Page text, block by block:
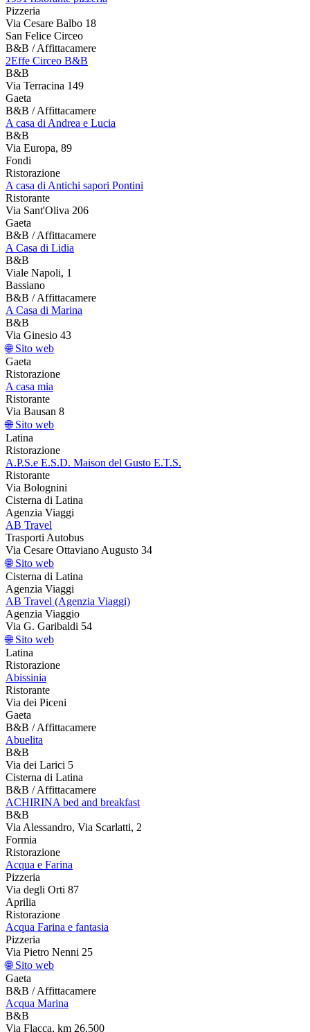
Pizzeria
Via Cesare Balbo 18
San Felice Circeo
B&B / Affittacamere
2Effe Circeo B&B
B&B
Via Terracina 149
Gaeta
B&B / Affittacamere
A casa di Andrea e Lucia
B&B
Via Europa, 89
Fondi
Ristorazione
A casa di Antichi sapori Pontini
Ristorante
Via Sant'Oliva 206
Gaeta
B&B / Affittacamere
A Casa di Lidia
B&B
Viale Napoli, 1
Bassiano
B&B / Affittacamere
A Casa di Marina
B&B
Via Ginesio 43
🌐 Sito web
Gaeta
Ristorazione
A casa mia
Ristorante
Via Bausan 8
🌐 Sito web
Latina
Ristorazione
A.P.S.e E.S.D. Maison del Gusto E.T.S.
Ristorante
Via Bolognini
Cisterna di Latina
Agenzia Viaggi
AB Travel
Trasporti Autobus
Via Cesare Ottaviano Augusto 34
🌐 Sito web
Cisterna di Latina
Agenzia Viaggi
AB Travel (Agenzia Viaggi)
Agenzia Viaggio
Via G. Garibaldi 54
🌐 Sito web
Latina
Ristorazione
Abissinia
Ristorante
Via dei Piceni
Gaeta
B&B / Affittacamere
Abuelita
B&B
Via dei Larici 5
Cisterna di Latina
B&B / Affittacamere
ACHIRINA bed and breakfast
B&B
Via Alessandro, Via Scarlatti, 2
Formia
Ristorazione
Acqua e Farina
Pizzeria
Via degli Orti 87
Aprilia
Ristorazione
Acqua Farina e fantasia
Pizzeria
Via Pietro Nenni 25
🌐 Sito web
Gaeta
B&B / Affittacamere
Acqua Marina
B&B
Via Flacca, km 26,500